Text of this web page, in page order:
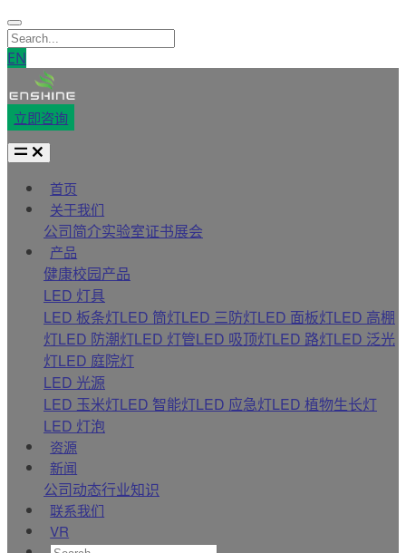
EN
立即咨询
首页
关于我们
公司简介实验室证书展会
产品
健康校园产品
LED 灯具
LED 板条灯LED 筒灯LED 三防灯LED 面板灯LED 高棚
灯LED 防潮灯LED 灯管LED 吸顶灯LED 路灯LED 泛光
灯LED 庭院灯
LED 光源
LED 玉米灯LED 智能灯LED 应急灯LED 植物生长灯
LED 灯泡
资源
新闻
公司动态行业知识
联系我们
VR